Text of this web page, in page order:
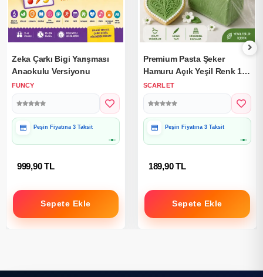
Zeka Çarkı Bigi Yarışması
Anaokulu Versiyonu
FUNCY
Hediye Paketine Uygun
999,90 TL
Sepete Ekle
Premium Pasta Şeker
Hamuru Açık Yeşil Renk 1
Kg.
SCARLET
Hediye Paketine Uygun
189,90 TL
Sepete Ekle